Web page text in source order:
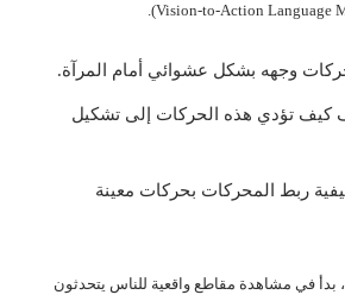
وجهه بشكل عشوائي أمام المرآة.
كيف تؤدي هذه الحركات إلى تشكيل
ربط المحركات بحركات معينة
بدأ في مشاهدة مقاطع واقعية للناس يتحدثون